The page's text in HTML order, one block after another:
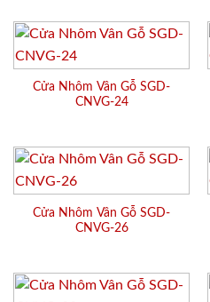
Cửa Nhôm Vân Gỗ SGD-
CNVG-24
Cửa Nhôm Vân Gỗ SGD-
CNVG-26